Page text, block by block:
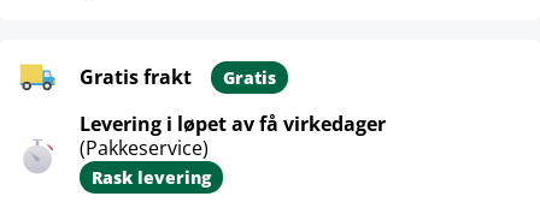
Gratis frakt Gratis
Levering i løpet av få virkedager
(Pakkeservice)
Rask levering